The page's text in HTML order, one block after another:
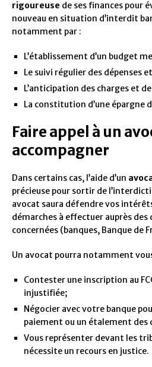
rigoureuse de ses finances pour
nouveau en situation d’interdit
notamment par :
L’établissement d’un budget
Le suivi régulier des dépenses
L’anticipation des charges et
La constitution d’une épargne
Faire appel à un
accompagner
Dans certains cas, l’aide d’un
précieuse pour sortir de
avocat saura défendre vos
démarches à effectuer auprès
concernées (banques, Banque de
Un avocat pourra notamment
Contester une inscription au
injustifiée;
Négocier avec votre banque
paiement ou un étalement des
Vous représenter devant les
nécessite un recours en justice.